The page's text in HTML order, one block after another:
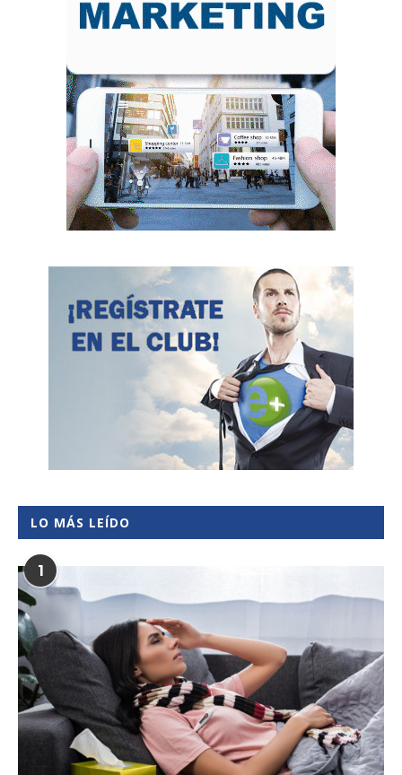
LO MÁS LEÍDO
1